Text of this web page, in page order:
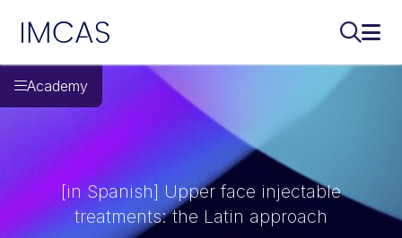
Aller au contenu principal
IMCAS
Academy
[in Spanish] Upper face injectable
treatments: the Latin approach